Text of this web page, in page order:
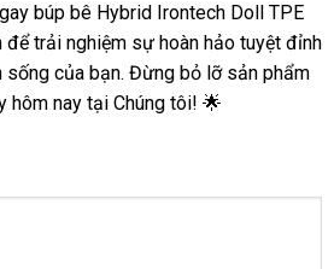
búp bê Hybrid Irontech Doll TPE
trải nghiệm sự hoàn hảo tuyệt đỉnh
sống của bạn. Đừng bỏ lỡ sản phẩm
hôm nay tại Chúng tôi! 🌟